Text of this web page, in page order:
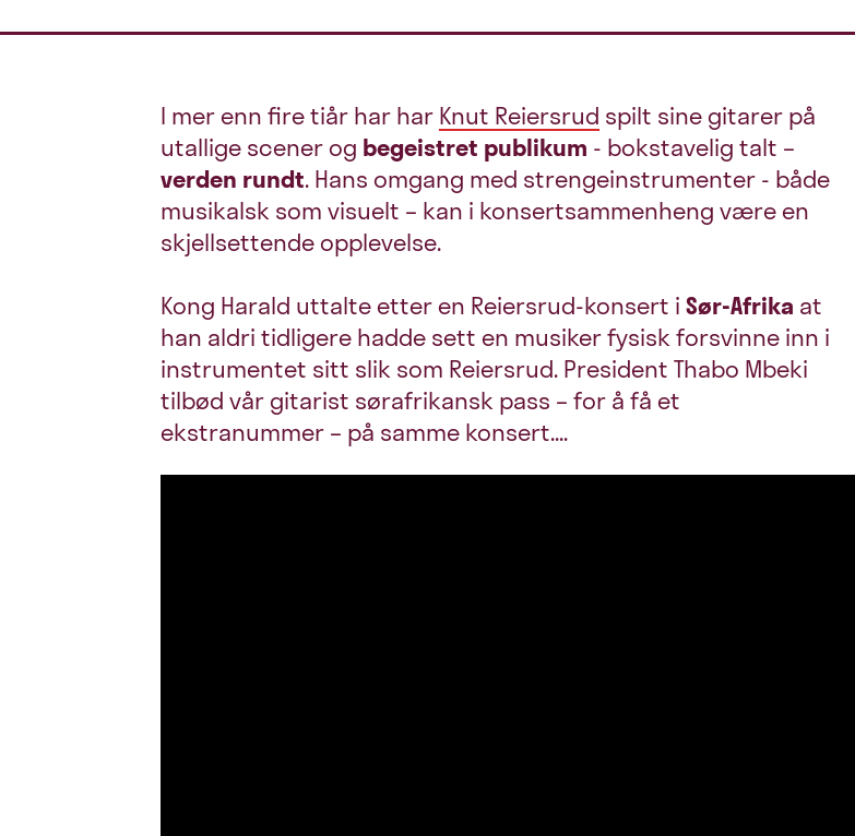
I mer enn fire tiår har har Knut Reiersrud spilt sine gitarer på
utallige scener og begeistret publikum - bokstavelig talt –
verden rundt. Hans omgang med strengeinstrumenter - både
musikalsk som visuelt – kan i konsertsammenheng være en
skjellsettende opplevelse.
Kong Harald uttalte etter en Reiersrud-konsert i Sør-Afrika at
han aldri tidligere hadde sett en musiker fysisk forsvinne inn i
instrumentet sitt slik som Reiersrud. President Thabo Mbeki
tilbød vår gitarist sørafrikansk pass – for å få et
ekstranummer – på samme konsert....